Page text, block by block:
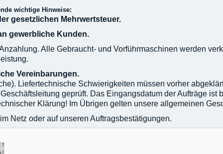
wichtige Hinweise:
gesetzlichen Mehrwertsteuer.
gewerbliche Kunden.
Alle Gebraucht- und Vorführmaschinen werden
Vereinbarungen.
Liefertechnische Schwierigkeiten müssen vorher
geprüft. Das Eingangsdatum der Aufträge ist
Klärung! Im Übrigen gelten unsere allgemeinen
Netz oder auf unseren Auftragsbestätigungen.